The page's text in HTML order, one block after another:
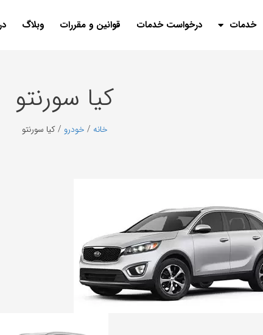
خدمات درخواست خدمات قوانین و مقررات وبلاگ
کیا سورنتو
خانه / خودرو / کیا سورنتو